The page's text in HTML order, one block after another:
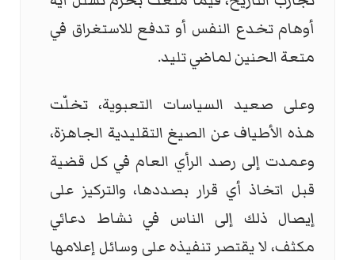
أوهام تخدع النفس أو تدفع للاستغراق في
متعة الحنين لماضي تليد.
وعلى صعيد السياسات التعبوية، تخلّت
هذه الأطياف عن الصيغ التقليدية الجاهزة،
وعمدت إلى رصد الرأي العام في كل قضية
قبل اتخاذ أي قرار بصددها، والتركيز على
إيصال ذلك إلى الناس في نشاط دعائي
مكثف، لا يقتصر تنفيذه على وسائل إعلامها